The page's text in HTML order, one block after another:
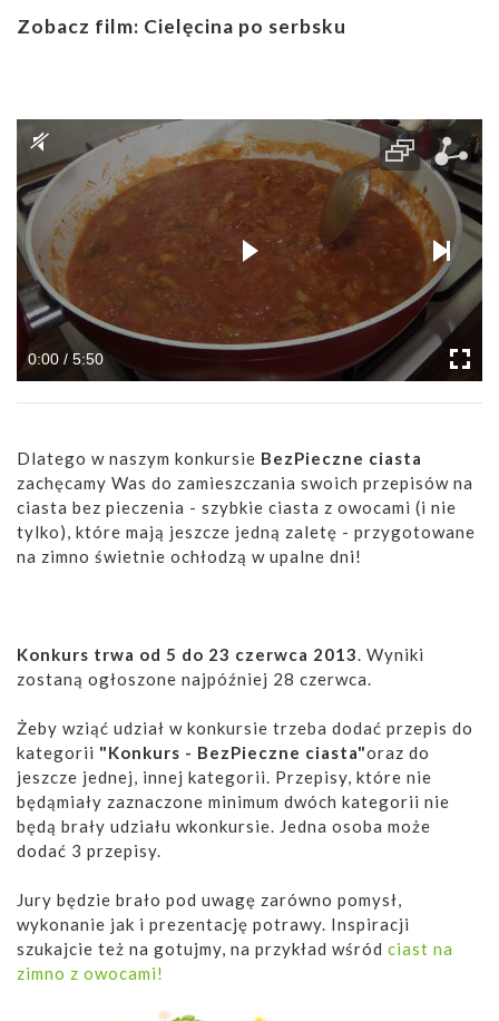
Zobacz film: Cielęcina po serbsku
0:00 / 5:50
Dlatego w naszym konkursie BezPieczne ciasta
zachęcamy Was do zamieszczania swoich przepisów na
ciasta bez pieczenia - szybkie ciasta z owocami (i nie
tylko), które mają jeszcze jedną zaletę - przygotowane
na zimno świetnie ochłodzą w upalne dni!
Konkurs trwa od 5 do 23 czerwca 2013. Wyniki
zostaną ogłoszone najpóźniej 28 czerwca.
Żeby wziąć udział w konkursie trzeba dodać przepis do
kategorii "Konkurs - BezPieczne ciasta"oraz do
jeszcze jednej, innej kategorii. Przepisy, które nie
będąmiały zaznaczone minimum dwóch kategorii nie
będą brały udziału wkonkursie. Jedna osoba może
dodać 3 przepisy.
Jury będzie brało pod uwagę zarówno pomysł,
wykonanie jak i prezentację potrawy. Inspiracji
szukajcie też na gotujmy, na przykład wśród ciast na
zimno z owocami!